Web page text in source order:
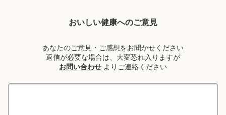
おいしい健康へのご意見
あなたのご意見・ご感想をお聞かせください
返信が必要な場合は、大変恐れ入りますが
お問い合わせ よりご連絡ください